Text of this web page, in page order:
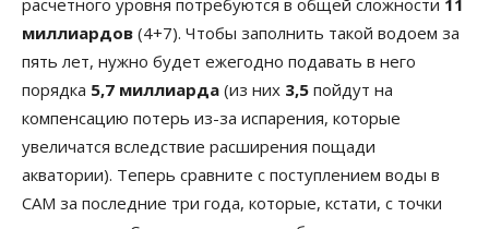
миллиардов (4+7). Чтобы заполнить такой водоем за
пять лет, нужно будет ежегодно подавать в него
порядка 5,7 миллиарда (из них 3,5 пойдут на
компенсацию потерь из-за испарения, которые
увеличатся вследствие расширения пощади
акватории). Теперь сравните с поступлением воды в
САМ за последние три года, которые, кстати, с точки